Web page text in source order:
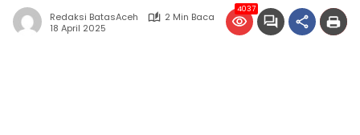
Redaksi BatasAceh
2 Min Baca
18 April 2025
4037